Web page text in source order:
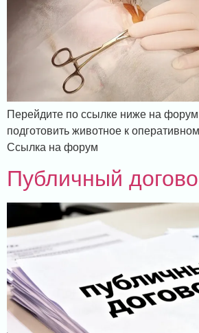
Перейдите по ссылке ниже на форум
подготовить животное к
Ссылка на форум
Публичный